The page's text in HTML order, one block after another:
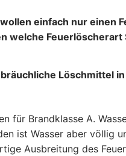
einfach nur einen
welche Feuerlöscherart
Löschmittel
für Brandklasse A.
ist Wasser aber völlig
Ausbreitung des